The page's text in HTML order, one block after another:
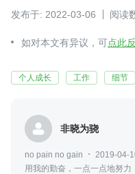
发布于: 2022-03-06 阅读
如对本文有异议，可点此
个人成长 工作 细节
非晓为骁
no pain no gain
2019-04-
用我的勤奋，一点一点地努